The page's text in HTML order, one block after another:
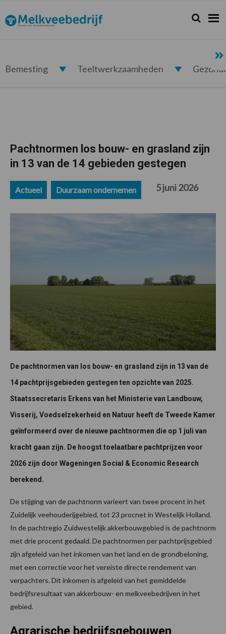
de
hoofdnavigatie
de
hoofd
de
eerste
de
voettekst
Melkveebedrijf.nl Zoeken...
Zoek
Bemesting Teeltwerkzaamheden
Pachtnormen los bouw- en grasland zijn
in 13 van de 14 gebieden gestegen
Actueel Duurzaam ondernemen 5 juni 2026
De pachtnormen van los bouw- en grasland zijn in 13 van de
14 pachtprijsgebieden gestegen ten opzichte van 2025.
Staatssecretaris Erkens van het Ministerie van Landbouw,
Visserij, Voedselzekerheid en Natuur heeft de Tweede Kamer
geïnformeerd over de nieuwe pachtnormen die op 1 juli van
kracht gaan zijn. De hoogst toelaatbare pachtprijzen voor
2026 zijn door Wageningen Social & Economic Research
berekend.
De stijging van de pachtnorm varieert van twee procent in het
Zuidelijk veehouderijgebied, tot 23 procnet in Westelijk Holland.
In de pachtregio Zuidwestelijk akkerbouwgebied is de pachtnorm
met drie procent gedaald. De pachtnormen per pachtprijsgebied
zijn afgeleid van het inkomen van het land en de grondbeloning,
met een correctie voor het vereiste directe rendement van
verpachters. Dit inkomen is afgeleid van het gemiddelde
bedrijfsresultaat van akkerbouw- en melkveebedrijven in het
gebied.
Agrarische bedrijfsgebouwen